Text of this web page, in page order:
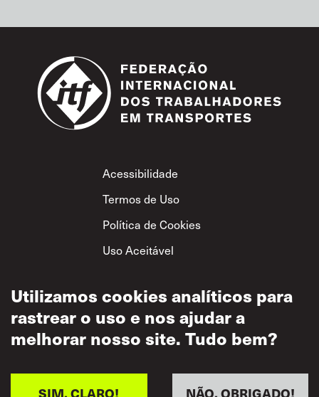
Footer
Acessibilidade
Termos de Uso
Política de Cookies
Uso Aceitável
Privacidade
Política de Respeito
Utilizamos cookies analíticos para
rastrear o uso e nos ajudar a
melhorar nosso site. Tudo bem?
NÃO, OBRIGADO!
SIM, CLARO!